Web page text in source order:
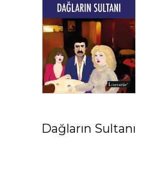
Dağların Sultanı